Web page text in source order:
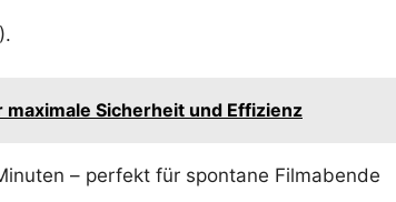
Sicherheit und Effizienz
– perfekt für spontane Filmabende